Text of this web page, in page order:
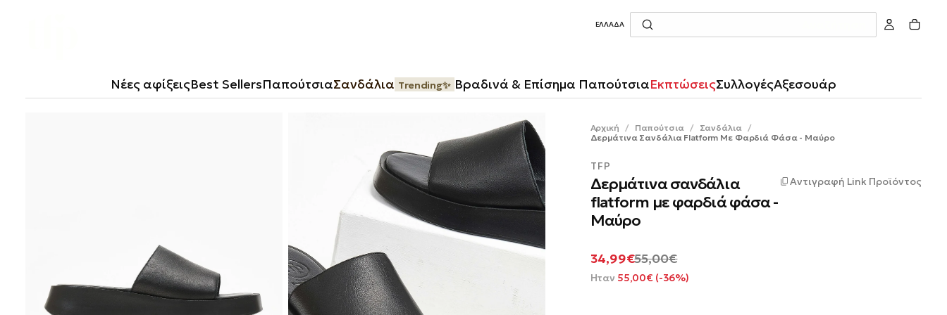
ΕΛΛΆΔΑ
Νέες αφίξειςBest SellersΠαπούτσιαΣανδάλια Trending✨ Βραδινά & Επίσημα ΠαπούτσιαΕκπτώσειςΣυλλογέςΑξεσουάρ
Αρχική / Παπούτσια / Σανδάλια
/
Δερμάτινα Σανδάλια Flatform Με Φαρδιά Φάσα - Μαύρο
TFP
Δερμάτινα σανδάλια
flatform με φαρδιά φάσα -
Μαύρο
Αντιγραφή Link Προϊόντος
Κανονική
τιμή
55,00€
Τιμή
προσφοράς
34,99€
Ήταν 55,00€ (-36%)